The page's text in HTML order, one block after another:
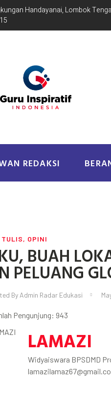
Handayanai, Lombok
REDAKSI
TULIS, OPINI
BUAH
PELUANG
By Admin Radar Edukasi
Pengunjung: 943
LAMAZI
Widyaiswara BPSDMD